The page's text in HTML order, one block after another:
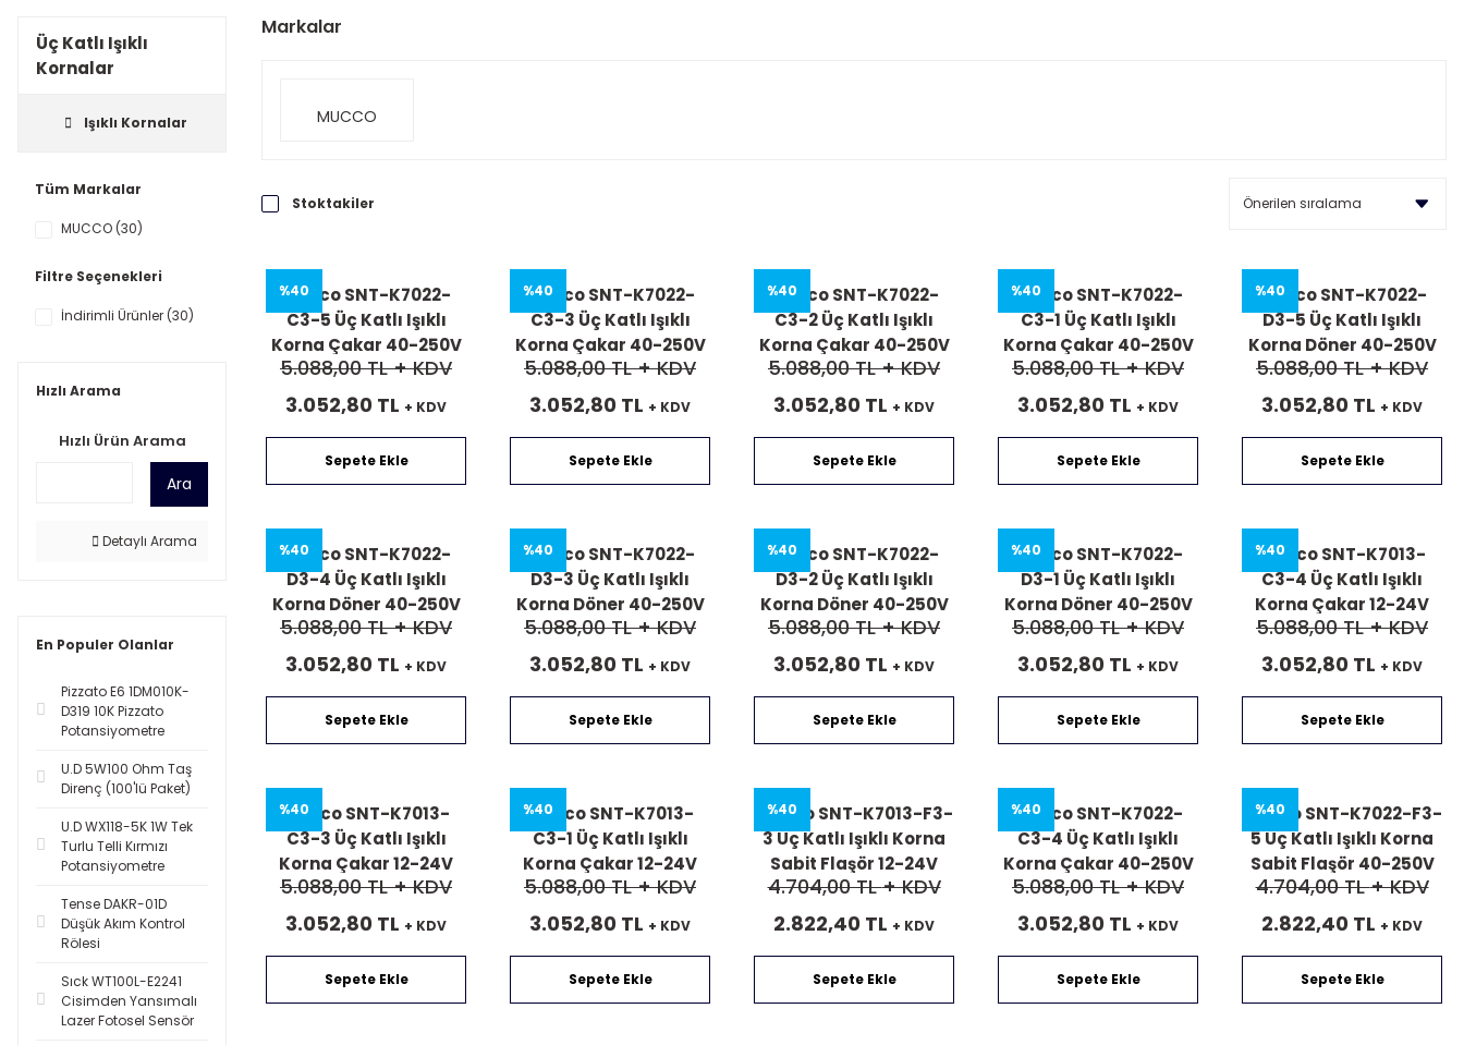
Üç Katlı Işıklı
Kornalar
Işıklı Kornalar
Tüm Markalar
MUCCO (30)
Filtre Seçenekleri
İndirimli Ürünler (30)
Hızlı Arama
Hızlı Ürün Arama
Ara
Detaylı Arama
En Populer Olanlar
Pizzato E6 1DM010K-
D319 10K Pizzato
Potansiyometre
U.D 5W100 Ohm Taş
Direnç (100'lü Paket)
U.D WX118-5K 1W Tek
Turlu Telli Kırmızı
Potansiyometre
Tense DAKR-01D
Düşük Akım Kontrol
Rölesi
Sıck WT100L-E2241
Cisimden Yansımalı
Lazer Fotosel Sensör
Markalar
MUCCO
Stoktakiler
%40
Mucco SNT-K7022-
C3-5 Üç Katlı Işıklı
Korna Çakar 40-250V
AC/DC
5.088,00 TL+ KDV
3.052,80 TL + KDV
Sepete Ekle
%40
Mucco SNT-K7022-
C3-3 Üç Katlı Işıklı
Korna Çakar 40-250V
AC/DC
5.088,00 TL+ KDV
3.052,80 TL + KDV
Sepete Ekle
%40
Mucco SNT-K7022-
C3-2 Üç Katlı Işıklı
Korna Çakar 40-250V
AC/DC
5.088,00 TL+ KDV
3.052,80 TL + KDV
Sepete Ekle
%40
Mucco SNT-K7022-
C3-1 Üç Katlı Işıklı
Korna Çakar 40-250V
AC/DC
5.088,00 TL+ KDV
3.052,80 TL + KDV
Sepete Ekle
%40
Mucco SNT-K7022-
D3-5 Üç Katlı Işıklı
Korna Döner 40-250V
AC/DC
5.088,00 TL+ KDV
3.052,80 TL + KDV
Sepete Ekle
%40
Mucco SNT-K7022-
D3-4 Üç Katlı Işıklı
Korna Döner 40-250V
AC/DC
5.088,00 TL+ KDV
3.052,80 TL + KDV
Sepete Ekle
%40
Mucco SNT-K7022-
D3-3 Üç Katlı Işıklı
Korna Döner 40-250V
AC/DC
5.088,00 TL+ KDV
3.052,80 TL + KDV
Sepete Ekle
%40
Mucco SNT-K7022-
D3-2 Üç Katlı Işıklı
Korna Döner 40-250V
AC/DC
5.088,00 TL+ KDV
3.052,80 TL + KDV
Sepete Ekle
%40
Mucco SNT-K7022-
D3-1 Üç Katlı Işıklı
Korna Döner 40-250V
AC/DC
5.088,00 TL+ KDV
3.052,80 TL + KDV
Sepete Ekle
%40
Mucco SNT-K7013-
C3-4 Üç Katlı Işıklı
Korna Çakar 12-24V
AC/DC
5.088,00 TL+ KDV
3.052,80 TL + KDV
Sepete Ekle
%40
Mucco SNT-K7013-
C3-3 Üç Katlı Işıklı
Korna Çakar 12-24V
AC/DC
5.088,00 TL+ KDV
3.052,80 TL + KDV
Sepete Ekle
%40
Mucco SNT-K7013-
C3-1 Üç Katlı Işıklı
Korna Çakar 12-24V
AC/DC
5.088,00 TL+ KDV
3.052,80 TL + KDV
Sepete Ekle
%40
Mucco SNT-K7013-F3-
3 Üç Katlı Işıklı Korna
Sabit Flaşör 12-24V
AC/DC
4.704,00 TL+ KDV
2.822,40 TL + KDV
Sepete Ekle
%40
Mucco SNT-K7022-
C3-4 Üç Katlı Işıklı
Korna Çakar 40-250V
AC/DC
5.088,00 TL+ KDV
3.052,80 TL + KDV
Sepete Ekle
%40
Mucco SNT-K7022-F3-
5 Üç Katlı Işıklı Korna
Sabit Flaşör 40-250V
AC/DC
4.704,00 TL+ KDV
2.822,40 TL + KDV
Sepete Ekle